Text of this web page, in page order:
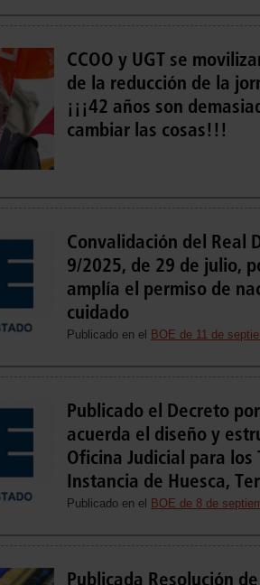
CCOO y UGT se
de la reducción de la
¡¡¡42 años son
cambiar las cosas!!!
Convalidación del Real
9/2025, de 29 de julio,
amplía el permiso de
cuidado
Publicado en el BOE de 11 de
Publicado el Decreto
acuerda el diseño y
Oficina Judicial para los
Instancia de Huesca,
Publicado en el BOE de 8 de
Publicada Resolución